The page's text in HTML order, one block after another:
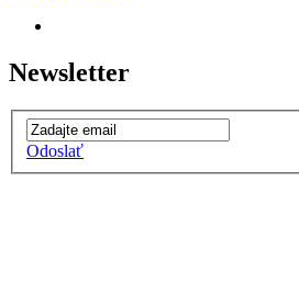
Newsletter
Odoslať